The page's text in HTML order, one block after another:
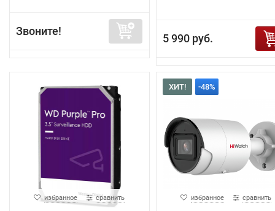
Звоните!
5 990 руб.
избранное сравнить
ХИТ! -48%
избранное сравнить